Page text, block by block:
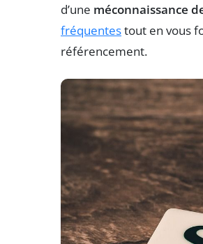
d’une méconnaissance
fréquentestout en vous
référencement.